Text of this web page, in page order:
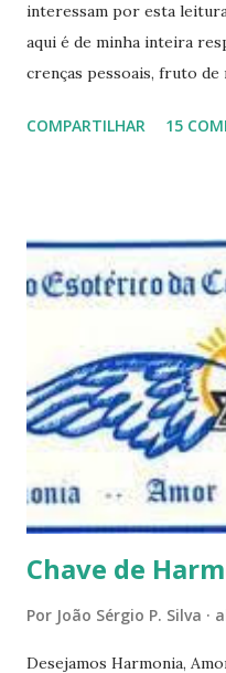
interessam por esta
aqui é de minha inteira
crenças pessoais, fruto de
porque nem mesmo eu as
e talvez contraditória a
este mês estaremos
convida-lo a deixar seus
do texto clicando em
respostas e sugestões
de que teremos mais
reflexões do que
parecem contribuir mais
afirmações. Quem de nós
COMPARTILHAR 15
Chave de
Por João Sérgio P. Silva
Desejamos Harmonia,